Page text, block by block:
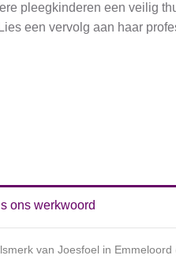
pleegkinderen een veilig
een vervolg aan haar
ons werkwoord
van Joesfoel in Emmeloord